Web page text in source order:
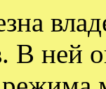
В ней